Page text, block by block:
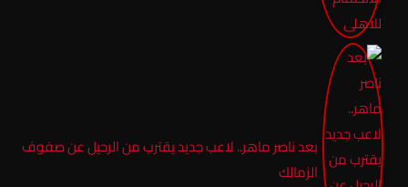
بعد ناصر ماهر.. لاعب جديد يقترب من الرحيل عن صفوف
الزمالك